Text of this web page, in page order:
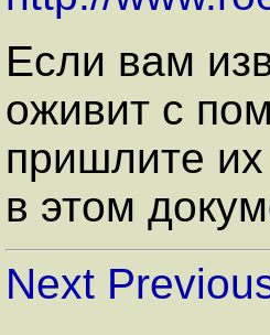
Если вам
оживит с
пришлите
в этом
Next